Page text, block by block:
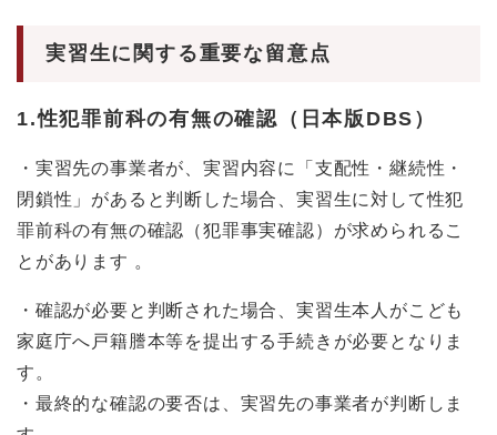
実習生に関する重要な留意点
1.性犯罪前科の有無の確認（日本版DBS）
・実習先の事業者が、実習内容に「支配性・継続性・
閉鎖性」があると判断した場合、実習生に対して性犯
罪前科の有無の確認（犯罪事実確認）が求められるこ
とがあります 。
・確認が必要と判断された場合、実習生本人がこども
家庭庁へ戸籍謄本等を提出する手続きが必要となりま
す。
・最終的な確認の要否は、実習先の事業者が判断しま